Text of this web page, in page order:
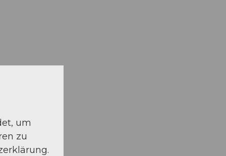
um
zu